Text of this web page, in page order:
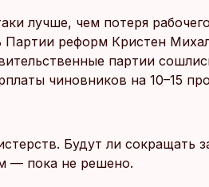
лучше, чем потеря
Партии реформ Кристен
партии
чиновников на 10–15
Будут ли сокращать
— пока не решено.